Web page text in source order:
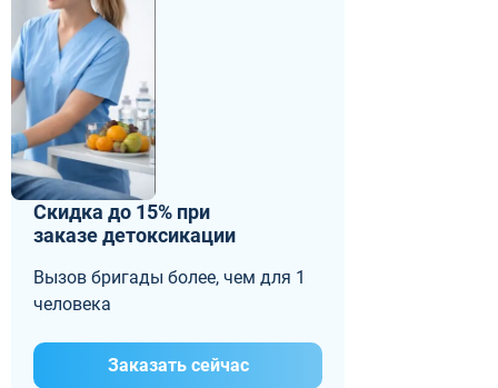
Скидка до 15% при
заказе детоксикации
Вызов бригады более, чем для 1
человека
Заказать сейчас